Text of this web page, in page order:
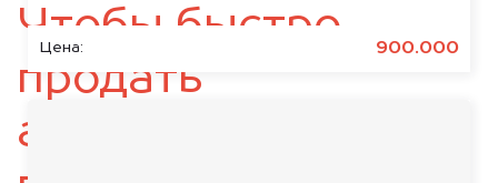
Цена: 900.000
Чтобы быстро
продать
автомобиль,